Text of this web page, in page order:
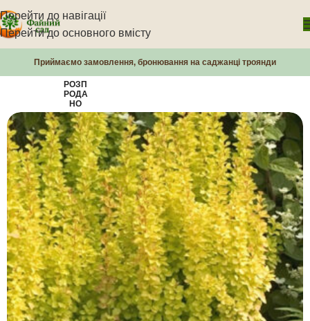
Перейти до навігації
Перейти до основного вмісту
Приймаємо замовлення, бронювання на саджанці троянди
РОЗП
РОДА
НО